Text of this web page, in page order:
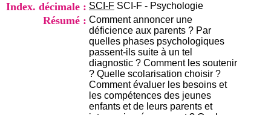
Index. décimale : SCI-F SCI-F - Psychologie
Résumé : Comment annoncer une
déficience aux parents ? Par
quelles phases psychologiques
passent-ils suite à un tel
diagnostic ? Comment les soutenir
? Quelle scolarisation choisir ?
Comment évaluer les besoins et
les compétences des jeunes
enfants et de leurs parents et
i
o
n
d
u
C
R
A
R
h